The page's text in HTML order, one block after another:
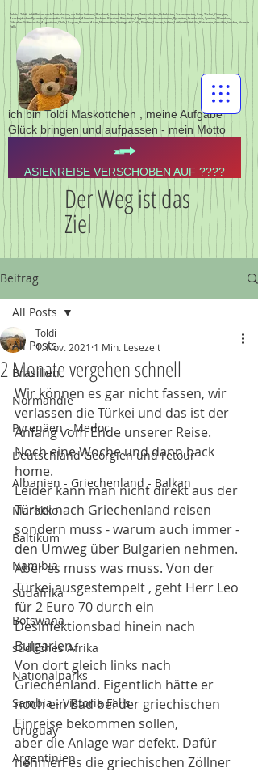
ich bin Toldi Maskottchen , meine Aufgabe
Glück bringen und aufpassen - mein Motto
Toldis - Toldi - toldi Reisen nach Zentralasien, via Polen Lettland, Russland, Kasachstan, Kirgistan,Tadschikistan,Usbekistan, Turkmenistan, Iran, Türkei, Georgien,
Aserbajdschan,Pyrenän,Normandie, Griechenland, Albanien, Serbien, Bosnien, Rumänien, Ungarn, Nordmazedonien, Pyrenäen, Frankreich, Spanien, Marokko,
Gibraltar,Südamerika,Argentinien,Chile,Uruguay,Buenos Aires,Montevideo,Santiago de Chile, Finnland,Litauen,Estland,Lettland,Südafrika,Botswana,Namibia,Sambia, Victoria
Falls,
ASIENREISE VERSCHOBEN AUF ????
Der Weg ist das
Ziel
Beitrag
All Posts
Brasilien
Normandie
Pyrenäen - Medoc
Deutschland Georgien und retour
Albanien - Griechenland - Balkan
Marokko
Baltikum
Namibia
Südafrika
Botswana
südliches Afrika
Nationalparks
Sambia - Victoria Falls
Uruguay
Argentinien
All Posts
2 Monate vergehen schnell
Toldi
1. Nov. 2021 1 Min. Lesezeit
Wir können es gar nicht fassen, wir
verlassen die Türkei und das ist der
Anfang vom Ende unserer Reise.
Noch eine Woche und dann back
home.
Leider kann man nicht direkt aus der
Türkei nach Griechenland reisen
sondern muss - warum auch immer -
den Umweg über Bulgarien nehmen.
Aber es muss was muss. Von der
Türkei ausgestempelt , geht Herr Leo
für 2 Euro 70 durch ein
Desinfektionsbad hinein nach
Bulgarien.
Von dort gleich links nach
Griechenland. Eigentlich hätte er
noch ein Bad bei der griechischen
Einreise bekommen sollen,
aber die Anlage war defekt. Dafür
nehmen es die griechischen Zöllner